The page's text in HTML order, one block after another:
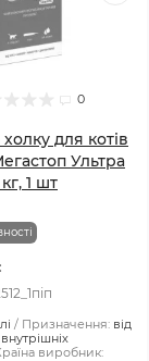
0
для котів
Ультра
1 шт
Призначення: від
виробник: